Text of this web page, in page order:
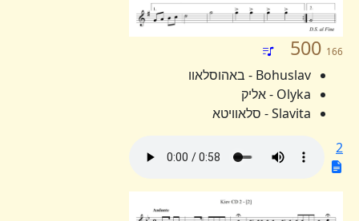
500 166
Bohuslav - באהוסלאוו
Olyka - אליק
Slavita - סלאוויטא